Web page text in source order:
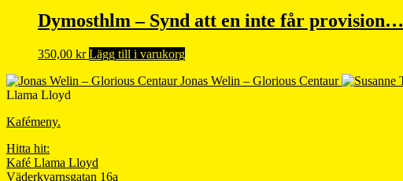
Dymosthlm – Synd att en inte får provision…
350,00 kr Lägg till i varukorg
Jonas Welin – Glorious Centaur
Llama Lloyd
Kafémeny.
Hitta hit:
Kafé Llama Lloyd
Väderkvarnsgatan 16a